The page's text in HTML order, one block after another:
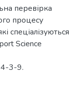
перевірка
процесу
спеціалізуються
Science
3-9.